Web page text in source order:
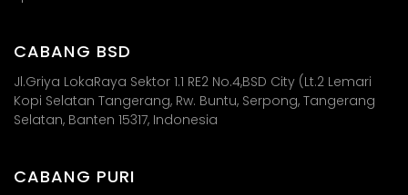
CABANG BSD
Jl.Griya LokaRaya Sektor 1.1 RE2 No.4,BSD City (Lt.2 Lemari
Kopi Selatan Tangerang, Rw. Buntu, Serpong, Tangerang
Selatan, Banten 15317, Indonesia
CABANG PURI